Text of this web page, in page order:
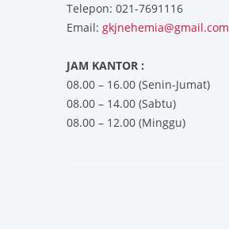
Telepon: 021-7691116
Email: gkjnehemia@gmail.com
JAM KANTOR :
08.00 – 16.00 (Senin-Jumat)
08.00 – 14.00 (Sabtu)
08.00 – 12.00 (Minggu)